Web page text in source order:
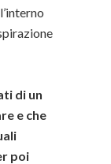
di un
e che
poi